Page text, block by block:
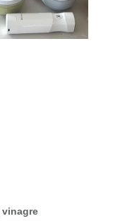
vinagre